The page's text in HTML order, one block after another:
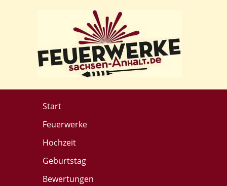
Start
Feuerwerke
Hochzeit
Geburtstag
Bewertungen